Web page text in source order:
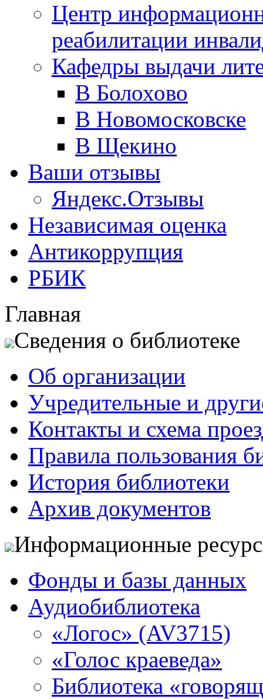
Центр
реабилитации
Кафедры выдачи
В Болохово
В Новомосковске
В Щекино
Ваши отзывы
Яндекс.Отзывы
Независимая оценка
Антикоррупция
РБИК
Главная
Сведения о библиотеке
Об организации
Учредительные и
Контакты и схема
Правила пользования
История библиотеки
Архив документов
Информационные
Фонды и базы данных
Аудиобиблиотека
«Логос» (AV3715)
«Голос краеведа»
Библиотека